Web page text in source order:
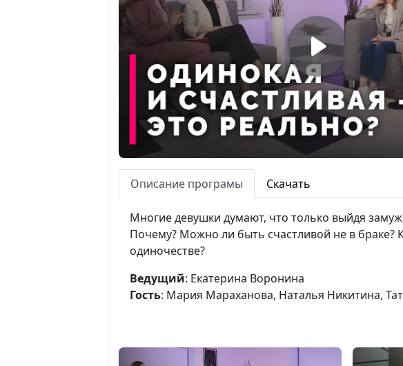
Описание програмы Скачать
Многие девушки думают, что только выйдя
Почему? Можно ли быть счастливой не в браке?
одиночестве?
Ведущий: Екатерина Воронина
Гость: Мария Мараханова, Наталья Никитина,